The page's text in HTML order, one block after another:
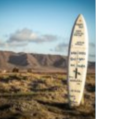
roll för både
bromssträcka, kontroll
och komfort. I en ort
som Vännäs, där
vintrarna ofta är långa
och vägar...